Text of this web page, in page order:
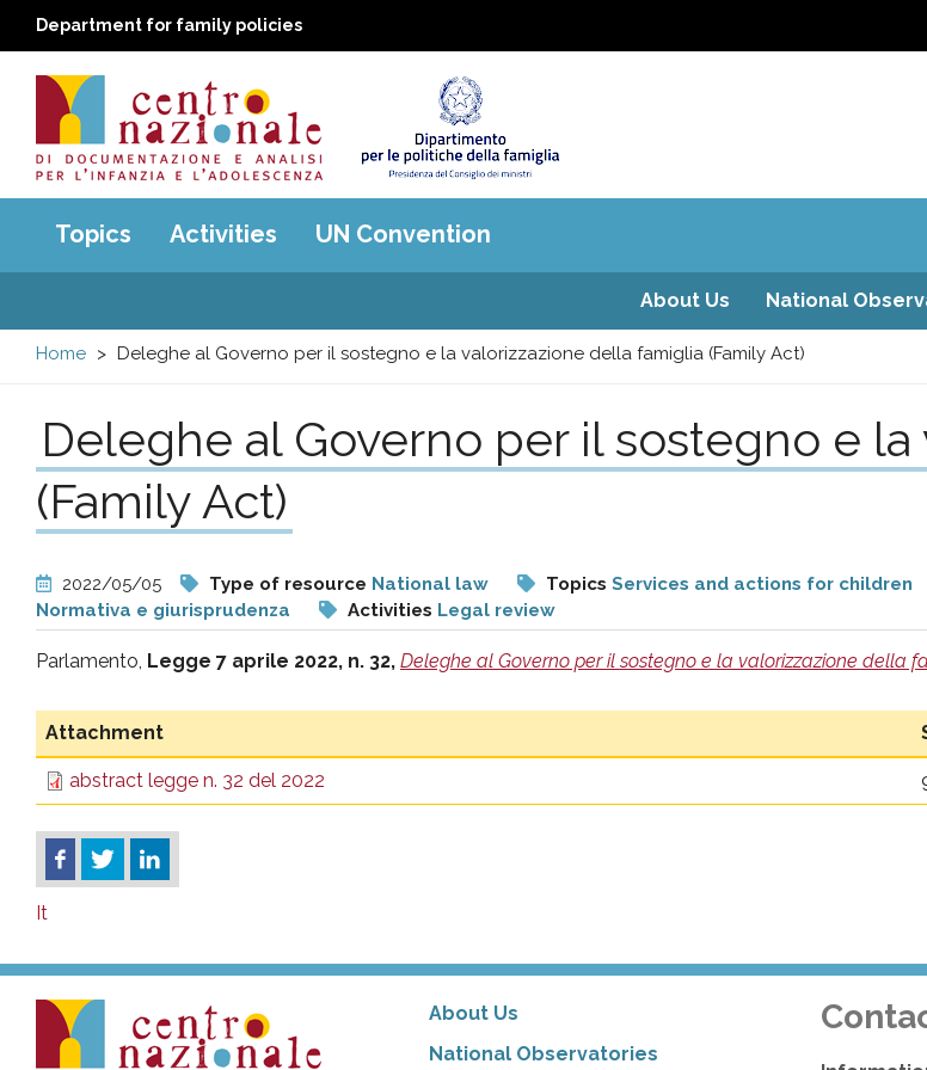
Department for family policies
Centro
nazionale
di
e
analisi
pr
l'infanzia
e
l'adolescenza
Main
menu
Topics Activities UN Convention
About Us National
Home Deleghe al Governo per il sostegno e la valorizzazione della famiglia (Family Act)
Deleghe al Governo per il sostegno e
(Family Act)
2022/05/05 Type of resource National law Topics Services and actions for children
Normativa e giurisprudenza
Activities Legal review
Parlamento, Legge 7 aprile 2022, n. 32, Deleghe al Governo per il sostegno e la valorizzazione della
Attachment
abstract legge n. 32 del 2022
It
About Us
National Observatories